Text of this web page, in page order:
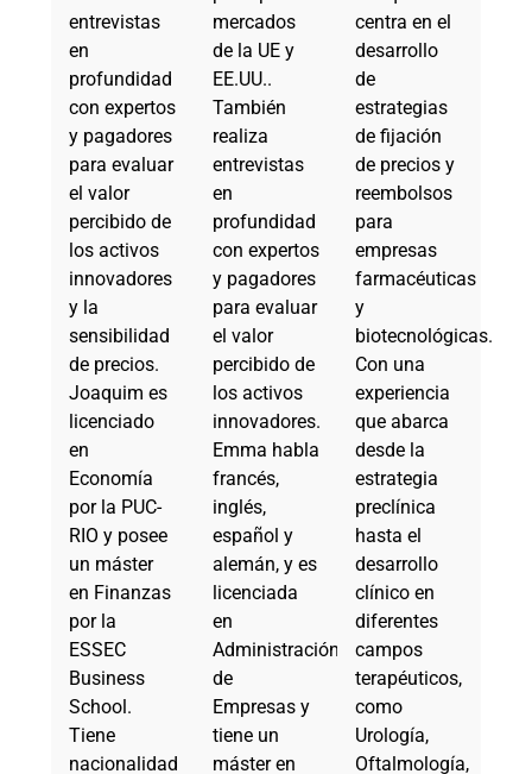
entrevistas
en
profundidad
con expertos
y pagadores
para evaluar
el valor
percibido de
los activos
innovadores
y la
sensibilidad
de precios.
Joaquim es
licenciado
en
Economía
por la PUC-
RIO y posee
un máster
en Finanzas
por la
ESSEC
Business
School.
Tiene
nacionalidad
mercados
de la UE y
EE.UU..
También
realiza
entrevistas
en
profundidad
con expertos
y pagadores
para evaluar
el valor
percibido de
los activos
innovadores.
Emma habla
francés,
inglés,
español y
alemán, y es
licenciada
en
Administración
de
Empresas y
tiene un
máster en
centra en el
desarrollo
de
estrategias
de fijación
de precios y
reembolsos
para
empresas
farmacéuticas
y
biotecnológicas.
Con una
experiencia
que abarca
desde la
estrategia
preclínica
hasta el
desarrollo
clínico en
diferentes
campos
terapéuticos,
como
Urología,
Oftalmología,